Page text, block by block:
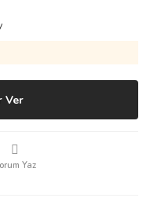
Ver
Yaz